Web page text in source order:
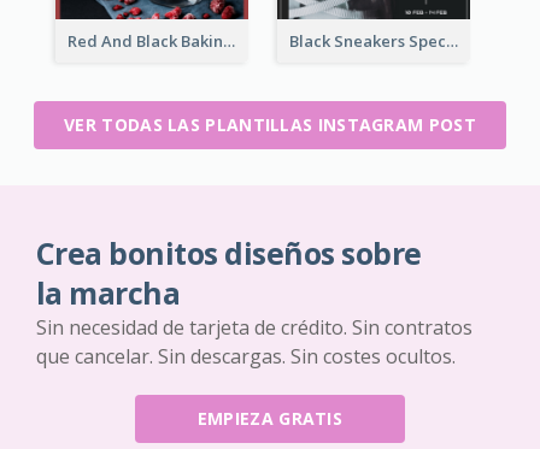
Red And Black Baking Supplies Sale Instagram Post Black Sneakers Special Sale Instagram Post
VER TODAS LAS PLANTILLAS INSTAGRAM POST
Crea bonitos diseños sobre
la marcha
Sin necesidad de tarjeta de crédito. Sin contratos
que cancelar. Sin descargas. Sin costes ocultos.
EMPIEZA GRATIS